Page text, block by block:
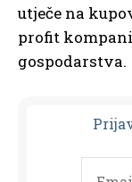
utječe na
profit
gospodarstva.